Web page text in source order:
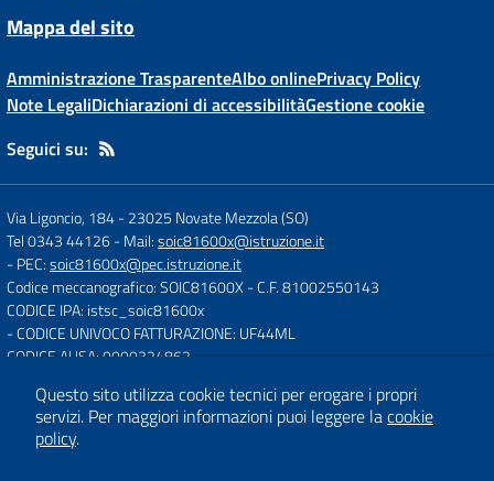
Mappa del sito
Amministrazione TrasparenteAlbo onlinePrivacy Policy
Note LegaliDichiarazioni di accessibilitàGestione cookie
Seguici su:
Via Ligoncio, 184-23025 Novate Mezzola (SO)
Tel 0343 44126- Mail:soic81600x@istruzione.it
- PEC:soic81600x@pec.istruzione.it
Codice meccanografico: SOIC81600X- C.F. 81002550143
CODICE IPA: istsc_soic81600x
- CODICE UNIVOCO FATTURAZIONE: UF44ML
CODICE AUSA: 0000324862
Concept & Design by
Designers Italia
Questo sito utilizza cookie tecnici per erogare i propri
servizi. Per maggiori informazioni puoi leggere lacookie
policy.